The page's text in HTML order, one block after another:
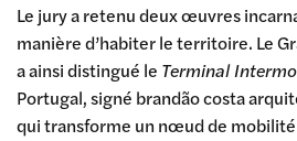
Le jury a retenu deux œuvres
manière d’habiter le territoire. Le
a ainsi distingué le Terminal
Portugal, signé brandão costa
qui transforme un nœud de